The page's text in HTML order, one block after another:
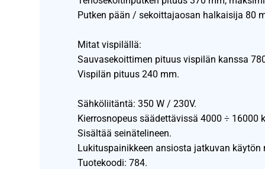
Putken pään / sekoittajaosan halkaisija 80
Mitat vispilällä:
Sauvasekoittimen pituus vispilän kanssa
Vispilän pituus 240 mm.
Sähköliitäntä: 350 W / 230V.
Kierrosnopeus säädettävissä 4000 ÷ 16000
Sisältää seinätelineen.
Lukituspainikkeen ansiosta jatkuvan
Tuotekoodi: 784.